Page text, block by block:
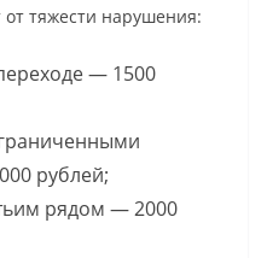
тяжести нарушения:
— 1500
рублей;
рядом — 2000